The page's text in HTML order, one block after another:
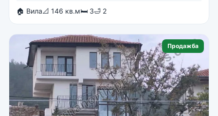
🏠 Вила📐 146 кв.м🛏 3🛁 2
Продажба